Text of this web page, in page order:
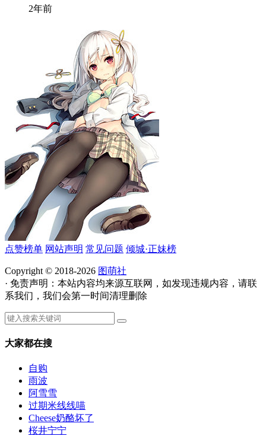
2年前
点赞榜单 网站声明 常见问题 倾城·正妹榜
Copyright © 2018-2026 图萌社
· 免责声明：本站内容均来源互联网，如发现违规内容，请联
系我们，我们会第一时间清理删除
大家都在搜
自购
雨波
阿雪雪
过期米线线喵
Cheese奶酪坏了
桜井宁宁